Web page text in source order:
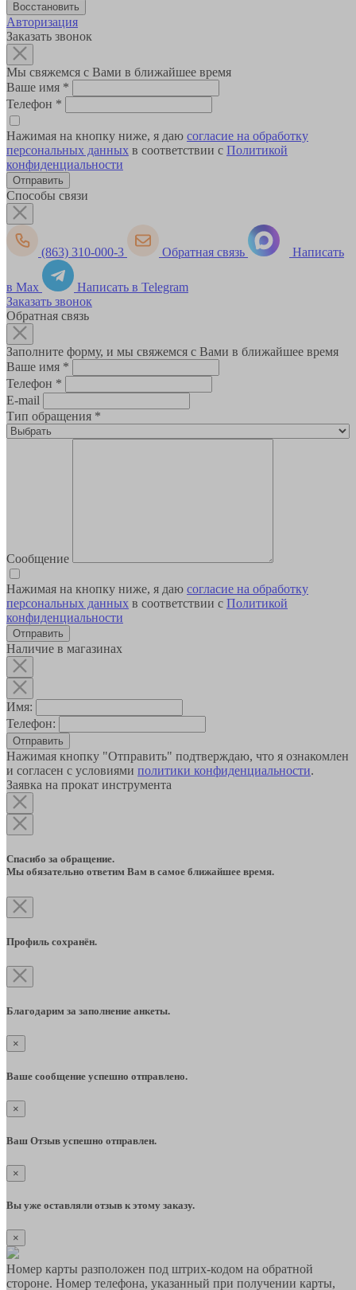
Авторизация
Заказать звонок
Мы свяжемся с Вами в ближайшее время
Ваше имя *
Телефон *
Нажимая на кнопку ниже, я даю согласие на обработку
персональных данных в соответствии с Политикой
конфиденциальности
Способы связи
(863) 310-000-3 Обратная связь Написать
в Max
Написать в Telegram
Заказать звонок
Обратная связь
Заполните форму, и мы свяжемся с Вами в ближайшее время
Ваше имя *
Телефон *
E-mail
Тип обращения *
Сообщение
Нажимая на кнопку ниже, я даю согласие на обработку
персональных данных в соответствии с Политикой
конфиденциальности
Наличие в магазинах
Имя:
Телефон:
Отправить
Нажимая кнопку "Отправить" подтверждаю, что я ознакомлен
и согласен с условиями политики конфиденциальности.
Заявка на прокат инструмента
Спасибо за обращение.
Мы обязательно ответим Вам в самое ближайшее время.
Профиль сохранён.
Благодарим за заполнение анкеты.
×
Ваше сообщение успешно отправлено.
×
Ваш Отзыв успешно отправлен.
×
Вы уже оставляли отзыв к этому заказу.
×
Номер карты разположен под штрих-кодом на обратной
стороне. Номер телефона, указанный при получении карты,